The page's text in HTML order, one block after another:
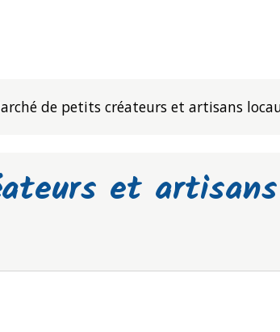
de petits créateurs et artisans
et